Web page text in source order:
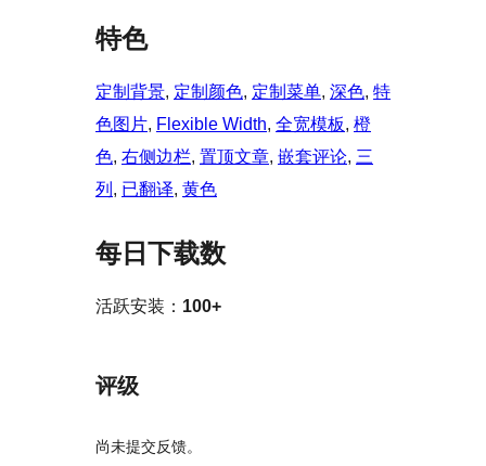
特色
定制背景, 定制颜色, 定制菜单, 深色, 特
色图片, Flexible Width, 全宽模板, 橙
色, 右侧边栏, 置顶文章, 嵌套评论, 三
列 , 已翻译, 黄色
每日下载数
活跃安装： 100+
评级
尚未提交反馈。